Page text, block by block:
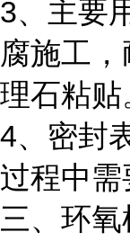
3、主要
腐施工
理石粘贴
4、密封
过程中需
三、环